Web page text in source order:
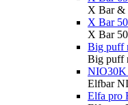
X Bar &
X Bar
X Bar
Big puff
Big puff
Elfbar
Elfa pro